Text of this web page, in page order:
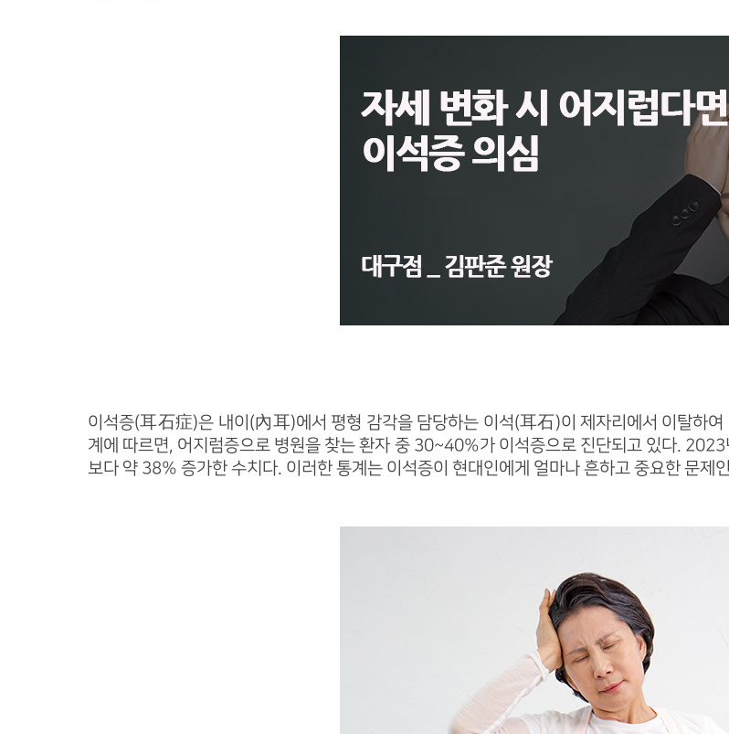
이석증(耳石症)은 내이(內耳)에서 평형 감각을 담당하는 이석(耳石)이 제자리에서 이탈하
계에 따르면, 어지럼증으로 병원을 찾는 환자 중 30~40%가 이석증으로 진단되고 있다.
보다 약 38% 증가한 수치다. 이러한 통계는 이석증이 현대인에게 얼마나 흔하고 중요한 문제